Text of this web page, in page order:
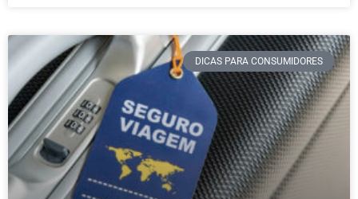
DICAS PARA CONSUMIDORES